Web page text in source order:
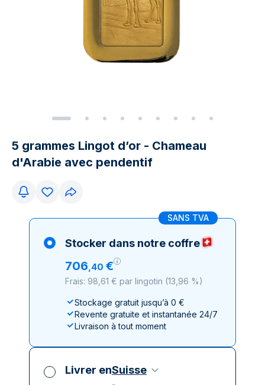
5 grammes Lingot d’or - Chameau
d'Arabie avec pendentif
SANS TVA
Stocker dans notre coffre
706,40 €
Frais: 98,61 € par lingotin (13,96 %)
Stockage gratuit jusqu’à 0 €
Revente gratuite et instantanée 24/7
Livraison à tout moment
Livrer enSuisse